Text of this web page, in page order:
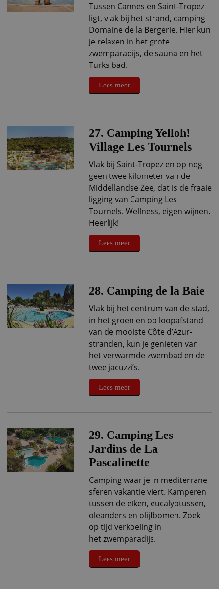
Tussen Cannes en Saint-Tropez
ligt, vlak bij het strand, camping
Domaine de la Bergerie. Hier kun
je relaxen in het grote
zwemparadijs, de sauna en het
Turks bad.
Lees meer
27. Camping Yelloh!
Village Les Tournels
Vlak bij Saint-Tropez en op nog
geen twee kilometer van de
Middellandse Zee, dat is de fraaie
ligging van Camping Les
Tournels. Wellness, eigen wijnen.
Heerlijk!
Lees meer
28. Camping de la Baie
Vlak bij het centrum van de stad,
in het groen en op loopafstand
van de mooiste Côte d’Azur-
stranden, kun je genieten van
het verwarmde zwembad en de
twee jacuzzi’s.
Lees meer
29. Camping Les
Jardins de La
Pascalinette
Camping waar je in mediterrane
sferen vakantie viert. Kamperen
tussen de eiken, eucalyptussen,
oleanders en olijfbomen. Zoek
op tijd verkoeling in
het zwemparadijs.
Lees meer